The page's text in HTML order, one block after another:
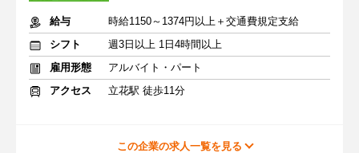
給与
時給1150～1374円以上＋交通費規定支給
シフト
週3日以上 1日4時間以上
雇用形態
アルバイト・パート
アクセス
立花駅 徒歩11分
この企業の求人一覧を見る